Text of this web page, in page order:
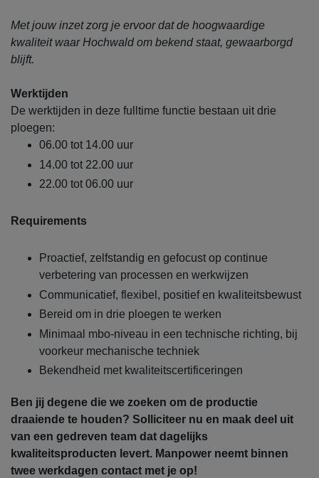
Met jouw inzet zorg je ervoor dat de hoogwaardige
kwaliteit waar Hochwald om bekend staat, gewaarborgd
blijft.
Werktijden
De werktijden in deze fulltime functie bestaan uit drie
ploegen:
06.00 tot 14.00 uur
14.00 tot 22.00 uur
22.00 tot 06.00 uur
Requirements
Proactief, zelfstandig en gefocust op continue
verbetering van processen en werkwijzen
Communicatief, flexibel, positief en kwaliteitsbewust
Bereid om in drie ploegen te werken
Minimaal mbo-niveau in een technische richting, bij
voorkeur mechanische techniek
Bekendheid met kwaliteitscertificeringen
Ben jij degene die we zoeken om de productie
draaiende te houden? Solliciteer nu en maak deel uit
van een gedreven team dat dagelijks
kwaliteitsproducten levert. Manpower neemt binnen
twee werkdagen contact met je op!